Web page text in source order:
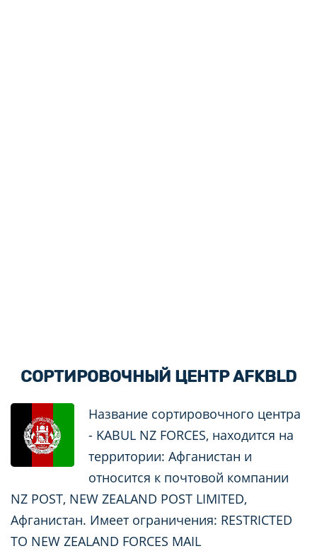
СОРТИРОВОЧНЫЙ ЦЕНТР AFKBLD
Название сортировочного центра
- KABUL NZ FORCES, находится на
территории: Афганистан и
относится к почтовой компании
NZ POST, NEW ZEALAND POST LIMITED,
Афганистан. Имеет ограничения: RESTRICTED
TO NEW ZEALAND FORCES MAIL